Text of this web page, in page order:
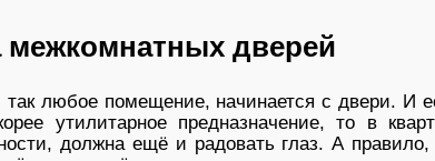
межкомнатных дверей
любое помещение, начинается с двери. И
утилитарное предназначение, то в
должна ещё и радовать глаз. А